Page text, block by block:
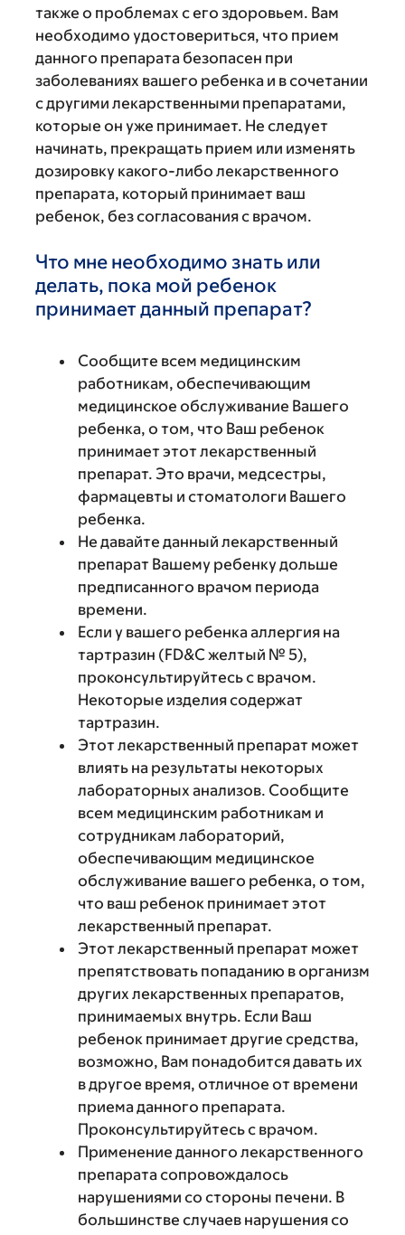
также о проблемах с его здоровьем. Вам
необходимо удостовериться, что прием
данного препарата безопасен при
заболеваниях вашего ребенка и в сочетании
с другими лекарственными препаратами,
которые он уже принимает. Не следует
начинать, прекращать прием или изменять
дозировку какого-либо лекарственного
препарата, который принимает ваш
ребенок, без согласования с врачом.
Что мне необходимо знать или
делать, пока мой ребенок
принимает данный препарат?
Сообщите всем медицинским
работникам, обеспечивающим
медицинское обслуживание Вашего
ребенка, о том, что Ваш ребенок
принимает этот лекарственный
препарат. Это врачи, медсестры,
фармацевты и стоматологи Вашего
ребенка.
Не давайте данный лекарственный
препарат Вашему ребенку дольше
предписанного врачом периода
времени.
Если у вашего ребенка аллергия на
тартразин (FD&C желтый № 5),
проконсультируйтесь с врачом.
Некоторые изделия содержат
тартразин.
Этот лекарственный препарат может
влиять на результаты некоторых
лабораторных анализов. Сообщите
всем медицинским работникам и
сотрудникам лабораторий,
обеспечивающим медицинское
обслуживание вашего ребенка, о том,
что ваш ребенок принимает этот
лекарственный препарат.
Этот лекарственный препарат может
препятствовать попаданию в организм
других лекарственных препаратов,
принимаемых внутрь. Если Ваш
ребенок принимает другие средства,
возможно, Вам понадобится давать их
в другое время, отличное от времени
приема данного препарата.
Проконсультируйтесь с врачом.
Применение данного лекарственного
препарата сопровождалось
нарушениями со стороны печени. В
большинстве случаев нарушения со